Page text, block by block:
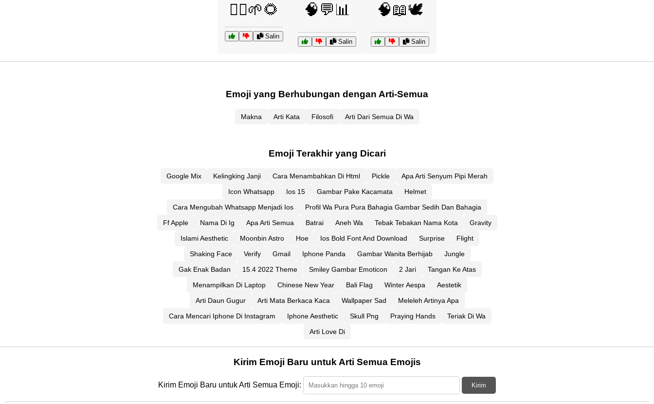
🧘‍♂️🌱🌻
Salin
🧠💬📊
Salin
🧠📖🕊️
Salin
Emoji yang Berhubungan dengan Arti-Semua
Makna Arti Kata Filosofi Arti Dari Semua Di Wa
Emoji Terakhir yang Dicari
Google Mix Kelingking Janji Cara Menambahkan Di Html Pickle
Apa Arti Senyum Pipi Merah
Icon Whatsapp
Ios 15 Gambar Pake Kacamata
Helmet
Cara Mengubah Whatsapp Menjadi Ios
Profil Wa Pura Pura Bahagia Gambar Sedih Dan Bahagia
Ff Apple
Nama Di Ig Apa Arti Semua Batrai Aneh Wa Tebak Tebakan Nama Kota
Gravity
Islami Aesthetic
Moonbin Astro Hoe Ios Bold Font And Download Surprise
Flight
Shaking Face
Verify Gmail Iphone Panda Gambar Wanita Berhijab
Jungle
Gak Enak Badan
15.4 2022 Theme Smiley Gambar Emoticon 2 Jari
Tangan Ke Atas
Menampilkan Di Laptop
Chinese New Year Bali Flag Winter Aespa
Aestetik
Arti Daun Gugur
Arti Mata Berkaca Kaca Wallpaper Sad
Meleleh Artinya Apa
Cara Mencari Iphone Di Instagram
Iphone Aesthetic Skull Png Praying Hands
Teriak Di Wa
Arti Love Di
Kirim Emoji Baru untuk Arti Semua Emojis
Kirim Emoji Baru untuk Arti Semua Emoji: Kirim